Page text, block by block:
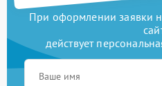
При оформлении заявки
действует